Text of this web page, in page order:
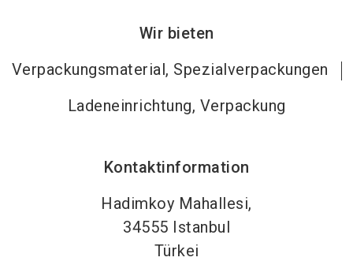
Wir bieten
Verpackungsmaterial, Spezialverpackungen
Ladeneinrichtung, Verpackung
Kontaktinformation
Hadimkoy Mahallesi,
34555 Istanbul
Türkei